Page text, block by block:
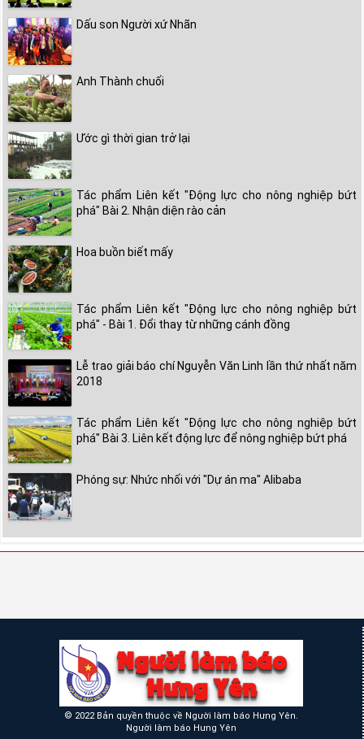
Dấu son Người xứ Nhãn
Anh Thành chuối
Ước gì thời gian trở lại
Tác phẩm Liên kết "Động lực cho nông nghiệp bứt
phá" Bài 2. Nhận diện rào cản
Hoa buồn biết mấy
Tác phẩm Liên kết "Động lực cho nông nghiệp bứt
phá" - Bài 1. Đổi thay từ những cánh đồng
Lễ trao giải báo chí Nguyễn Văn Linh lần thứ nhất năm
2018
Tác phẩm Liên kết "Động lực cho nông nghiệp bứt
phá" Bài 3. Liên kết động lực để nông nghiệp bứt phá
Phóng sự: Nhức nhối với "Dự án ma" Alibaba
© 2022 Bản quyền thuộc về Người làm báo Hưng Yên.
Người làm báo Hưng Yên